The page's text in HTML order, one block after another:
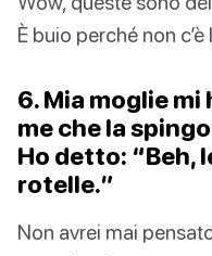
È buio perché non c’è
6. Mia moglie
me che la
Ho detto: “Beh,
rotelle.”
Non avrei mai